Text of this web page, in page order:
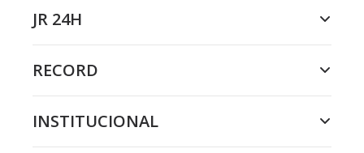
JR 24H
RECORD
INSTITUCIONAL